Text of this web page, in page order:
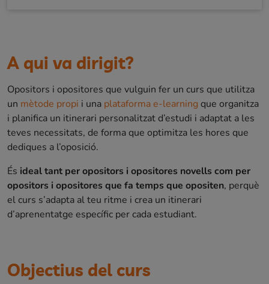
A qui va dirigit?
Opositors i opositores que vulguin fer un curs que utilitza
un mètode propi i una plataforma e-learning que organitza
i planifica un itinerari personalitzat d’estudi i adaptat a les
teves necessitats, de forma que optimitza les hores que
dediques a l’oposició.
És ideal tant per opositors i opositores novells com per
opositors i opositores que fa temps que opositen, perquè
el curs s’adapta al teu ritme i crea un itinerari
d’aprenentatge específic per cada estudiant.
Objectius del curs